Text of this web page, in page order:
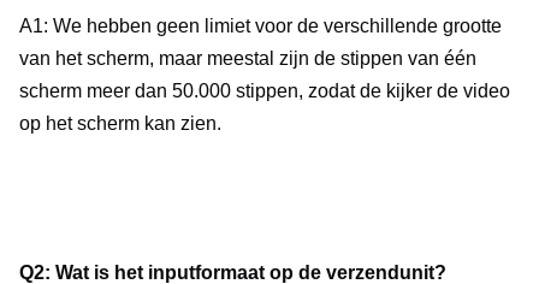
A1: We hebben geen limiet voor de verschillende grootte
van het scherm, maar meestal zijn de stippen van één
scherm meer dan 50.000 stippen, zodat de kijker de video
op het scherm kan zien.
Q2: Wat is het inputformaat op de verzendunit?